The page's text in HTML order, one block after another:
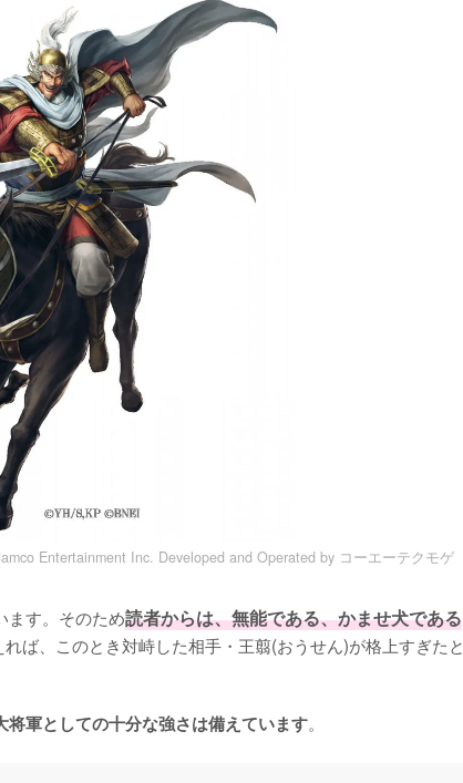
Entertainment Inc. Developed and Operated by コーエーテクモゲ
ます。そのため読者からは、無能である、かませ犬である
れば、このとき対峙した相手・王翦(おうせん)が格上すぎたと
将軍としての十分な強さは備えています。